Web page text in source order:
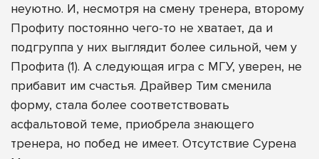
неуютно. И, несмотря на смену тренера, второму
Профиту постоянно чего-то не хватает, да и
подгруппа у них выглядит более сильной, чем у
Профита (1). А следующая игра с МГУ, уверен, не
прибавит им счастья. Драйвер Тим сменила
форму, стала более соответствовать
асфальтовой теме, приобрела знающего
тренера, но побед не имеет. Отсутствие Сурена